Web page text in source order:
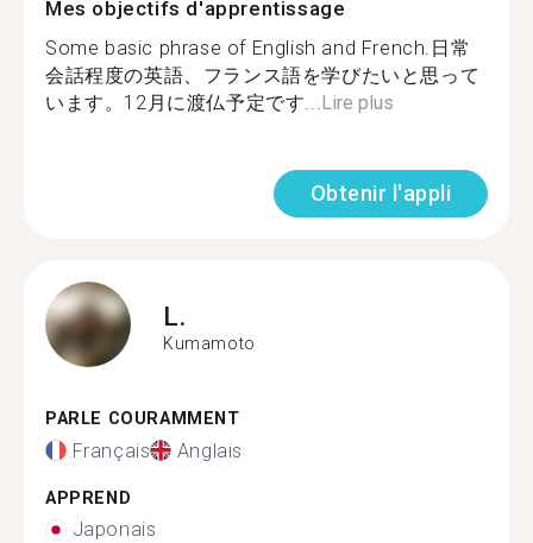
Mes objectifs d'apprentissage
Some basic phrase of English and French.日常
会話程度の英語、フランス語を学びたいと思って
います。12月に渡仏予定です...Lire plus
Obtenir l'appli
L.
Kumamoto
PARLE COURAMMENT
Français Anglais
APPREND
Japonais